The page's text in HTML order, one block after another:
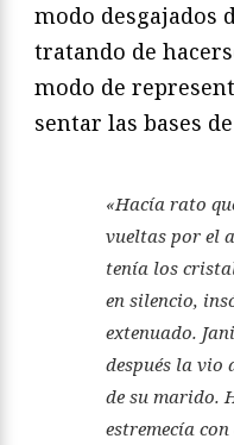
modo desgajados
tratando de
modo de
sentar las bases
«Hacía rato
vueltas por el
tenía los
en silencio,
extenuado.
después la
de su marido.
estremecía